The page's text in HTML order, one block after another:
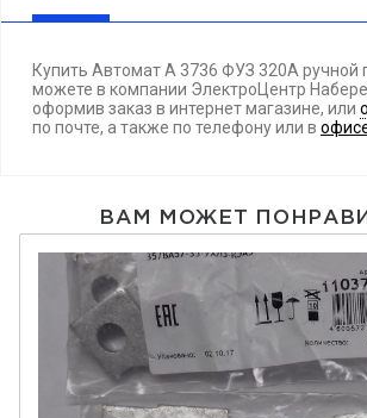
Купить Автомат А 3736 ФУЗ 320А ручной
можете в компании ЭлектроЦентр
оформив заказ в интернет магазине, или
по почте, а также по телефонуили в
ВАМ МОЖЕТ